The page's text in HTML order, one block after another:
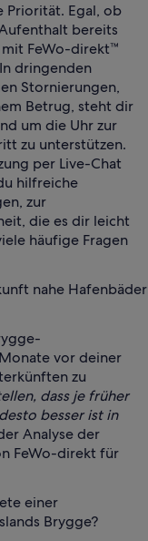
Priorität. Egal, ob
bereits
FeWo-direkt™
dringenden
Stornierungen,
Betrug, steht dir
um die Uhr zur
zu unterstützen.
per Live-Chat
hilfreiche
zur
die es dir leicht
häufige Fragen
nahe Hafenbäder
vor deiner
zu
dass je früher
besser ist in
Analyse der
FeWo-direkt für
einer
Brygge?